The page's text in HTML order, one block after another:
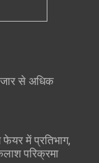
से अधिक
फेयर में प्रतिभाग,
परिक्रमा